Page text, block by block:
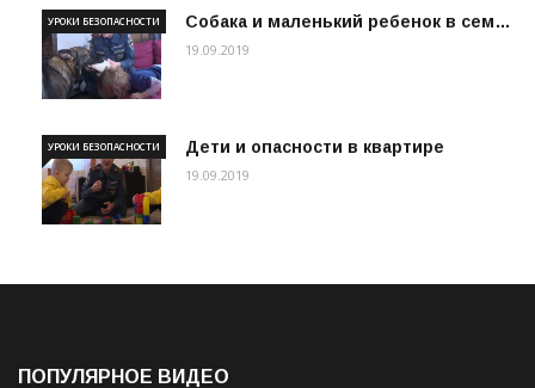
Собака и маленький ребенок в сем…
УРОКИ БЕЗОПАСНОСТИ
19.09.2019
Дети и опасности в квартире
УРОКИ БЕЗОПАСНОСТИ
19.09.2019
ПОПУЛЯРНОЕ ВИДЕО